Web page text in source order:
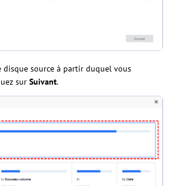
disque source à partir duquel vous
sur Suivant.